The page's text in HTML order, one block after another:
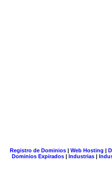
Registro de Dominios| Web Hosting |
Dominios Expirados | Industrias |